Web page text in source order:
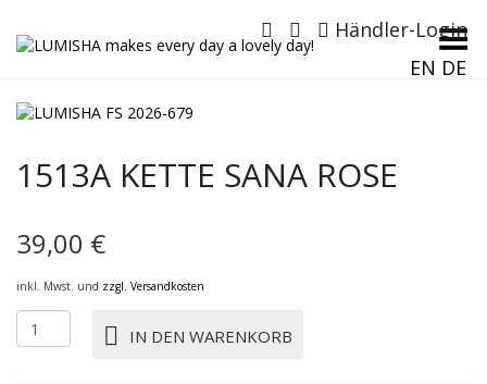
Händler-Login
EN DE
Menü umschalten
1513A KETTE SANA ROSE
39,00 €
inkl. Mwst. und zzgl. Versandkosten
1513A
KETTE
IN DEN WARENKORB